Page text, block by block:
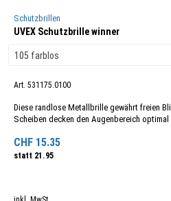
Schutzbrillen
UVEX Schutzbrille winner
Art. 531175.0100
Diese randlose Metallbrille gewährt freien
Scheiben decken den Augenbereich
CHF 15.35
statt 21.95